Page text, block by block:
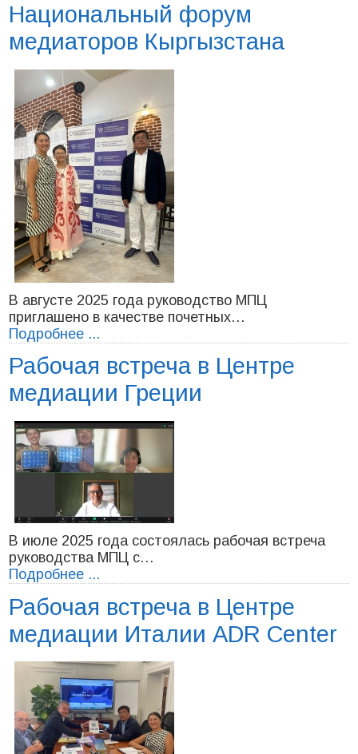
Национальный форум
медиаторов Кыргызстана
В августе 2025 года руководство МПЦ
приглашено в качестве почетных…
Подробнее ...
Рабочая встреча в Центре
медиации Греции
В июле 2025 года состоялась рабочая встреча
руководства МПЦ с…
Подробнее ...
Рабочая встреча в Центре
медиации Италии ADR Center